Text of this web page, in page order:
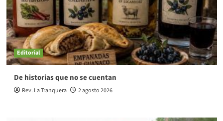
Editorial
De historias que no se cuentan
Rev. La Tranquera 2 agosto 2026